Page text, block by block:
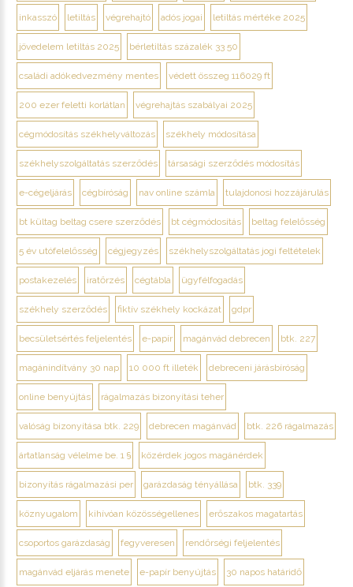
inkasszó letiltás végrehajtó adós jogai letiltás mértéke 2025
jövedelem letiltás 2025 bérletiltás százalék 33 50
családi adókedvezmény mentes védett összeg 116029 ft
200 ezer feletti korlátlan végrehajtás szabályai 2025
cégmódosítás székhelyváltozás székhely módosítása
székhelyszolgáltatás szerződés társasági szerződés módosítás
e-cégeljárás cégbíróság nav online számla tulajdonosi hozzájárulás
bt kültag beltag csere szerződés bt cégmódosítás beltag felelősség
5 év utófelelősség cégjegyzés székhelyszolgáltatás jogi feltételek
postakezelés iratőrzés cégtábla ügyfélfogadás
székhely szerződés fiktív székhely kockázat gdpr
becsületsértés feljelentés e-papír magánvád debrecen btk. 227
magánindítvány 30 nap 10 000 ft illeték debreceni járásbíróság
online benyújtás rágalmazás bizonyítási teher
valóság bizonyítása btk. 229 debrecen magánvád btk. 226 rágalmazás
ártatlanság vélelme be. 1 § közérdek jogos magánérdek
bizonyítás rágalmazási per garázdaság tényállása btk. 339
köznyugalom kihívóan közösségellenes erőszakos magatartás
csoportos garázdaság fegyveresen rendőrségi feljelentés
magánvád eljárás menete e-papír benyújtás 30 napos határidő